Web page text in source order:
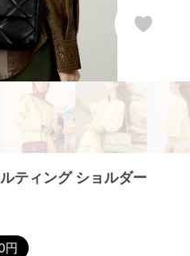
ティング ショルダー
円